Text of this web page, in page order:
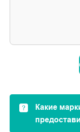
Какие